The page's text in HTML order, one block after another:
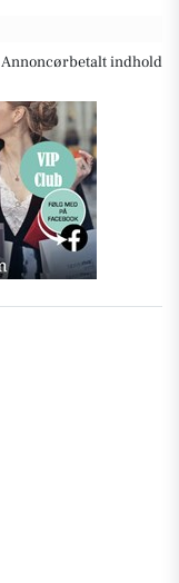
Annoncørbetalt indhold